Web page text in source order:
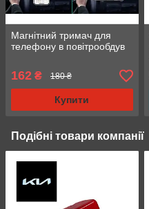
Магнітний тримач для
телефону в повітрообдув
162 ₴ 180 ₴
Купити
Подібні товари компанії